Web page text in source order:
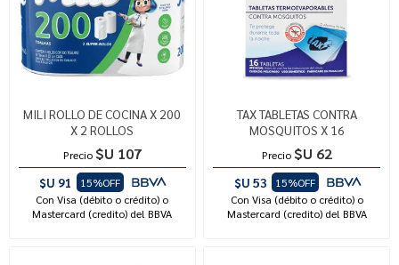
MILI ROLLO DE COCINA X 200
X 2 ROLLOS
Precio $U 107
$U 91
15%OFF
Con Visa (débito o crédito) o
Mastercard (credito) del BBVA
TAX TABLETAS CONTRA
MOSQUITOS X 16
Precio $U 62
$U 53
15%OFF
Con Visa (débito o crédito) o
Mastercard (credito) del BBVA